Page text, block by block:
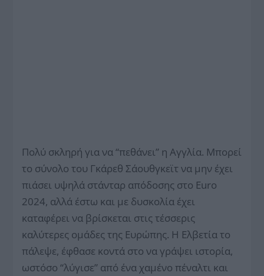
Πολύ σκληρή για να “πεθάνει” η Αγγλία. Μπορεί
το σύνολο του Γκάρεθ Σάουθγκεϊτ να μην έχει
πιάσει υψηλά στάνταρ απόδοσης στο Euro
2024, αλλά έστω και με δυσκολία έχει
καταφέρει να βρίσκεται στις τέσσερις
καλύτερες ομάδες της Ευρώπης. Η Ελβετία το
πάλεψε, έφθασε κοντά στο να γράψει ιστορία,
ωστόσο “λύγισε” από ένα χαμένο πέναλτι και